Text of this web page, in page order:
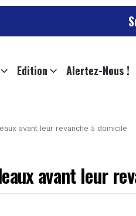
Suspension
Edition Alertez-Nous !
avant leur revanche à domicile
avant leur